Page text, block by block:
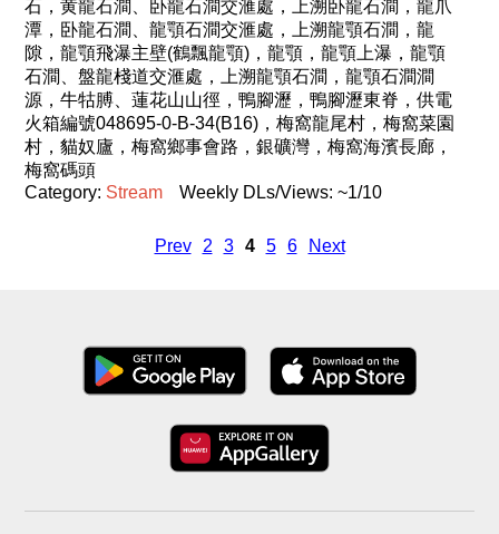
石，黄龍石澗、卧龍石澗交滙處，上溯卧龍石澗，龍爪
潭，卧龍石澗、龍顎石澗交滙處，上溯龍顎石澗，龍
隙，龍顎飛瀑主壁(鶴飄龍顎)，龍顎，龍顎上瀑，龍顎
石澗、盤龍棧道交滙處，上溯龍顎石澗，龍顎石澗澗
源，牛牯膊、蓮花山山徑，鴨腳瀝，鴨腳瀝東脊，供電
火箱編號048695-0-B-34(B16)，梅窩龍尾村，梅窩菜園
村，貓奴廬，梅窩鄉事會路，銀礦灣，梅窩海濱長廊，
梅窩碼頭
Category: Stream Weekly DLs/Views: ~1/10
Prev 2 3 4 5 6 Next